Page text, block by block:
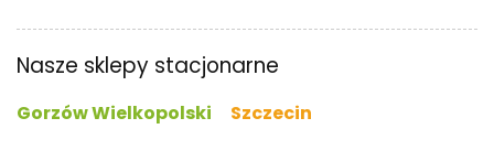
Nasze sklepy stacjonarne
Gorzów Wielkopolski Szczecin